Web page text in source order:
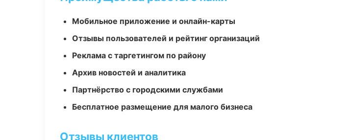
Мобильное приложение и онлайн-карты
Отзывы пользователей и рейтинг организаций
Реклама с таргетингом по району
Архив новостей и аналитика
Партнёрство с городскими службами
Бесплатное размещение для малого бизнеса
Отзывы клиентов